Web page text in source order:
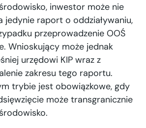
inwestor może nie
jedynie raport o oddziaływaniu,
przeprowadzenie OOŚ
Wnioskujący może jednak
urzędowi KIP wraz z
zakresu tego raportu.
trybie jest obowiązkowe, gdy
może transgranicznie